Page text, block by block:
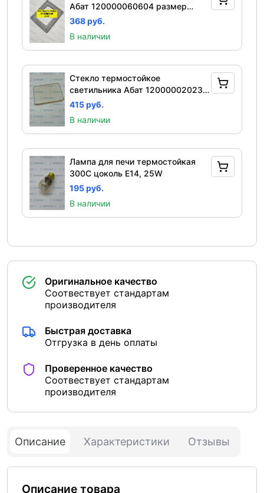
Абат 120000060604 размер
97х82 мм для ПКА-6,10,20 и
368 руб.
В наличии
Стекло термостойкое
светильника Абат 120000020235
73,5*58,5*4 мм для ПКА, КЭП,
415 руб.
В наличии
Лампа для печи термостойкая
300C цоколь Е14, 25W
195 руб.
В наличии
Оригинальное качество
Соотвествует стандартам
производителя
Быстрая доставка
Отгрузка в день оплаты
Проверенное качество
Соотвествует стандартам
производителя
Описание Характеристики Отзывы
Описание товара